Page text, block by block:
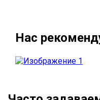
Нас